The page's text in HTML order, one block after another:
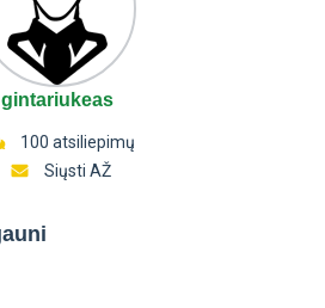
gintariukeas
100 atsiliepimų
Siųsti AŽ